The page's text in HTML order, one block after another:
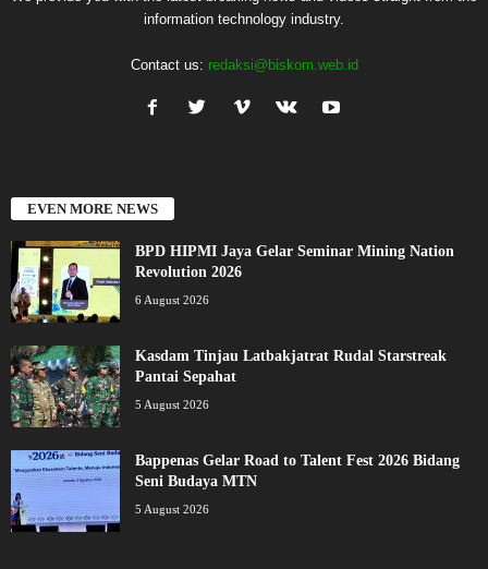
information technology industry.
Contact us: redaksi@biskom.web.id
EVEN MORE NEWS
BPD HIPMI Jaya Gelar Seminar Mining Nation
Revolution 2026
6 August 2026
Kasdam Tinjau Latbakjatrat Rudal Starstreak
Pantai Sepahat
5 August 2026
Bappenas Gelar Road to Talent Fest 2026 Bidang
Seni Budaya MTN
5 August 2026